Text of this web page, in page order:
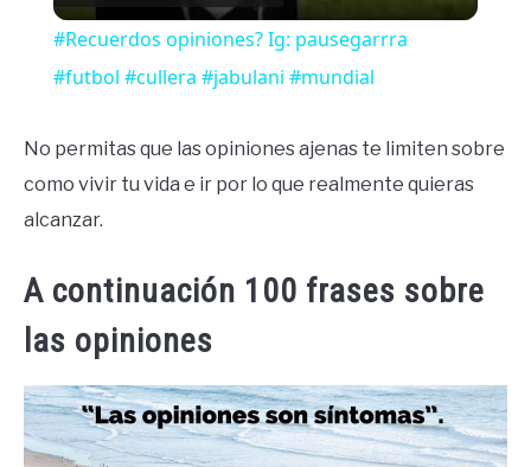
#Recuerdos opiniones? Ig: pausegarrra
#futbol #cullera #jabulani #mundial
No permitas que las opiniones ajenas te limiten sobre
como vivir tu vida e ir por lo que realmente quieras
alcanzar.
A continuación 100 frases sobre
las opiniones